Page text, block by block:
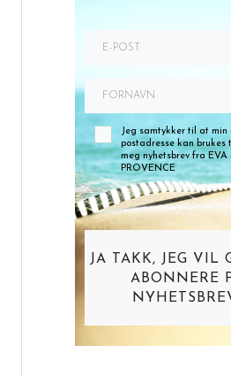
Jeg samtykker til at min
postadresse kan brukes
meg nyhetsbrev fra EVA i
PROVENCE
JA TAKK, JEG VIL
ABONNERE